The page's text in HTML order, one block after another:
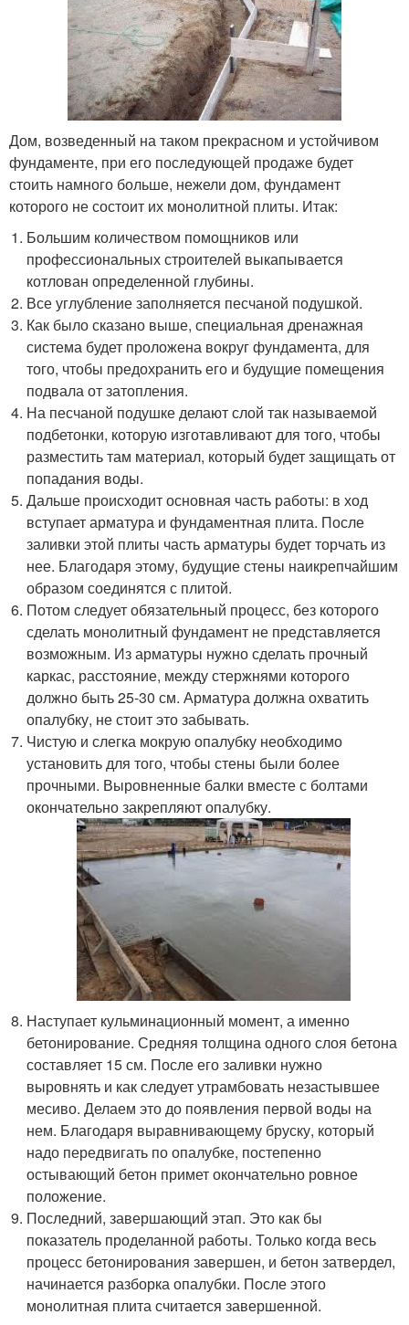
Дом, возведенный на таком прекрасном и устойчивом
фундаменте, при его последующей продаже будет
стоить намного больше, нежели дом, фундамент
которого не состоит их монолитной плиты. Итак:
Большим количеством помощников или
профессиональных строителей выкапывается
котлован определенной глубины.
Все углубление заполняется песчаной подушкой.
Как было сказано выше, специальная дренажная
система будет проложена вокруг фундамента, для
того, чтобы предохранить его и будущие помещения
подвала от затопления.
На песчаной подушке делают слой так называемой
подбетонки, которую изготавливают для того, чтобы
разместить там материал, который будет защищать от
попадания воды.
Дальше происходит основная часть работы: в ход
вступает арматура и фундаментная плита. После
заливки этой плиты часть арматуры будет торчать из
нее. Благодаря этому, будущие стены наикрепчайшим
образом соединятся с плитой.
Потом следует обязательный процесс, без которого
сделать монолитный фундамент не представляется
возможным. Из арматуры нужно сделать прочный
каркас, расстояние, между стержнями которого
должно быть 25-30 см. Арматура должна охватить
опалубку, не стоит это забывать.
Чистую и слегка мокрую опалубку необходимо
установить для того, чтобы стены были более
прочными. Выровненные балки вместе с болтами
окончательно закрепляют опалубку.
Наступает кульминационный момент, а именно
бетонирование. Средняя толщина одного слоя бетона
составляет 15 см. После его заливки нужно
выровнять и как следует утрамбовать незастывшее
месиво. Делаем это до появления первой воды на
нем. Благодаря выравнивающему бруску, который
надо передвигать по опалубке, постепенно
остывающий бетон примет окончательно ровное
положение.
Последний, завершающий этап. Это как бы
показатель проделанной работы. Только когда весь
процесс бетонирования завершен, и бетон затвердел,
начинается разборка опалубки. После этого
монолитная плита считается завершенной.